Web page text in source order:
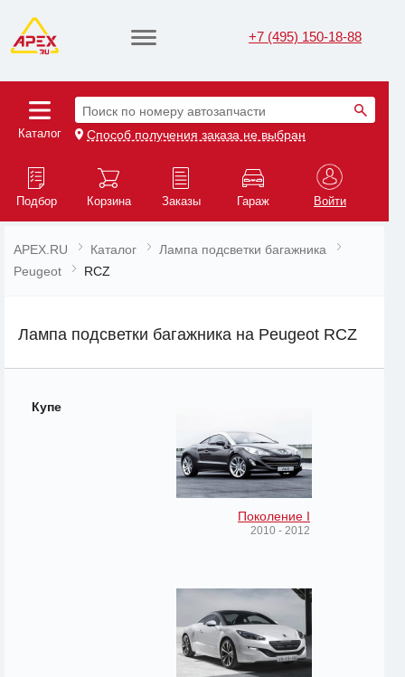
+7 (495) 150-18-88
Каталог
Поиск по номеру автозапчасти
Способ получения заказа не выбран
Подбор Корзина Заказы Гараж Войти
APEX.RU Каталог
Лампа подсветки багажника
Peugeot
RCZ
Лампа подсветки багажника на Peugeot RCZ
Купе
Поколение I
2010 - 2012